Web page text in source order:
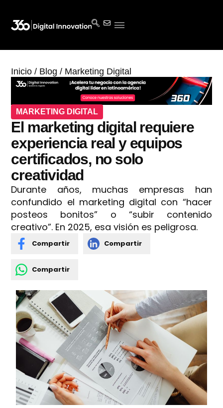
Inicio / Blog / Marketing Digital
MARKETING DIGITAL
El marketing digital requiere
experiencia real y equipos
certificados, no solo
creatividad
Durante años, muchas empresas han
confundido el marketing digital con “hacer
posteos bonitos” o “subir contenido
creativo”. En 2025, esa visión es peligrosa.
Compartir Compartir
Compartir